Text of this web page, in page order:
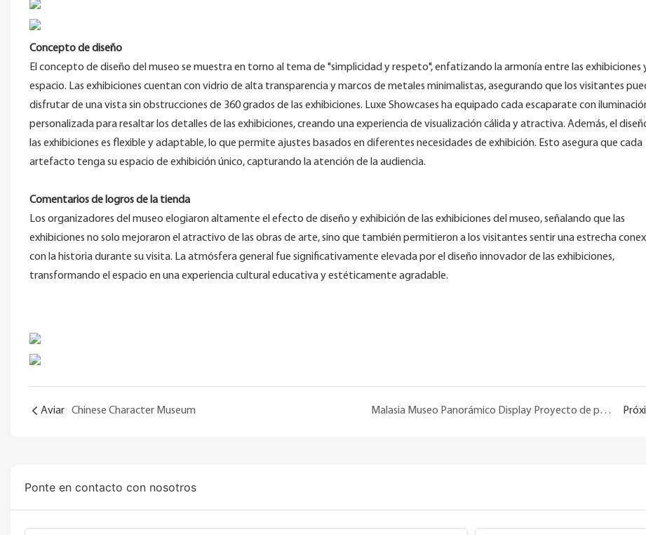
Concepto de diseño
El concepto de diseño del museo se muestra en torno al tema de "simplicidad y respeto", enfatizando la armonía entre las exhibiciones
espacio. Las exhibiciones cuentan con vidrio de alta transparencia y marcos de metales minimalistas, asegurando que los visitantes
disfrutar de una vista sin obstrucciones de 360 ​​grados de las exhibiciones. Luxe Showcases ha equipado cada escaparate con
personalizada para resaltar los detalles de las exhibiciones, creando una experiencia de visualización cálida y atractiva. Además, el
las exhibiciones es flexible y adaptable, lo que permite ajustes basados ​​en diferentes necesidades de exhibición. Esto asegura que cada
artefacto tenga su espacio de exhibición único, capturando la atención de la audiencia.
Comentarios de logros de la tienda
Los organizadores del museo elogiaron altamente el efecto de diseño y exhibición de las exhibiciones del museo, señalando que las
exhibiciones no solo mejoraron el atractivo de las obras de arte, sino que también permitieron a los visitantes sentir una estrecha
con la historia durante su visita. La atmósfera general fue significativamente elevada por el diseño innovador de las exhibiciones,
transformando el espacio en una experiencia cultural educativa y estéticamente agradable.
Aviar Chinese Character Museum Malasia Museo Panorámico Display Proyecto de personalización de la personalización
Ponte en contacto con nosotros